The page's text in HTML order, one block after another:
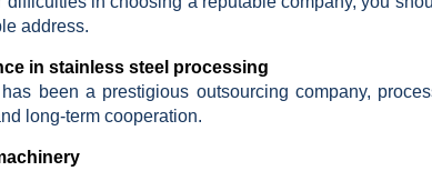
address.
in stainless steel processing
been a prestigious outsourcing company,
long-term cooperation.